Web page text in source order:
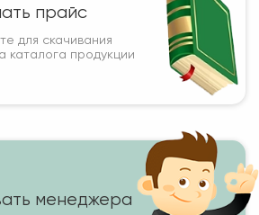
прайс
для скачивания
каталога продукции
менеджера